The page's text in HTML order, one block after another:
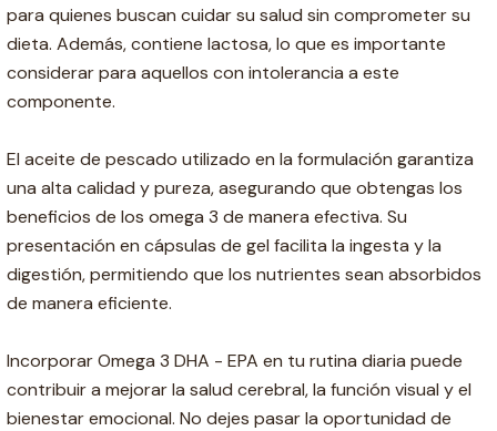
para quienes buscan cuidar su salud sin comprometer su
dieta. Además, contiene lactosa, lo que es importante
considerar para aquellos con intolerancia a este
componente.
El aceite de pescado utilizado en la formulación garantiza
una alta calidad y pureza, asegurando que obtengas los
beneficios de los omega 3 de manera efectiva. Su
presentación en cápsulas de gel facilita la ingesta y la
digestión, permitiendo que los nutrientes sean absorbidos
de manera eficiente.
Incorporar Omega 3 DHA - EPA en tu rutina diaria puede
contribuir a mejorar la salud cerebral, la función visual y el
bienestar emocional. No dejes pasar la oportunidad de